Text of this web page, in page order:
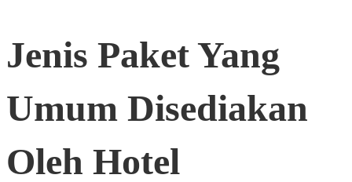
Jenis Paket Yang
Umum Disediakan
Oleh Hotel